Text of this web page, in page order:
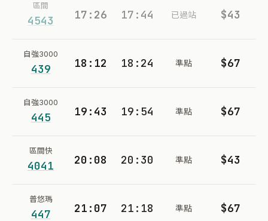
區間
4543 17:26 17:44 已過站 $43
自強3000
439 18:12 18:24 準點 $67
自強3000
445 19:43 19:54 準點 $67
區間快
4041 20:08 20:30 準點 $43
普悠瑪
447 21:07 21:18 準點 $67